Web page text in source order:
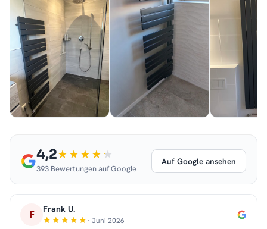
4,2
393 Bewertungen auf Google
Auf Google ansehen
F Frank U.
· Juni 2026